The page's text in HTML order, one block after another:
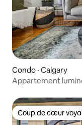
Condo · Calgary
Appartement
Coup de cœur
Coup de cœur